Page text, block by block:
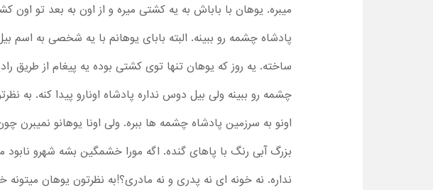
میبره. یوهان با باباش به یه کشتی میره و از اون به بعد تو اون
پادشاه چشمه رو ببینه. البته بابای یوهانم با یه شخصی به اسم
ساخته. یه روز که یوهان تنها توی کشتی بوده یه پیغام از طریق
چشمه رو ببینه ولی بیل دوس نداره پادشاه اونارو پیدا کنه. به
اونو به سرزمین پادشاه چشمه ها ببره. ولی اونا یوهانو
بزرگ آبی رنگ با پاهای گنده. اگه مورا خشمگین بشه شهرو نابود
نداره. نه خونه ای نه پدری و نه مادری؟!به نظرتون یوهان